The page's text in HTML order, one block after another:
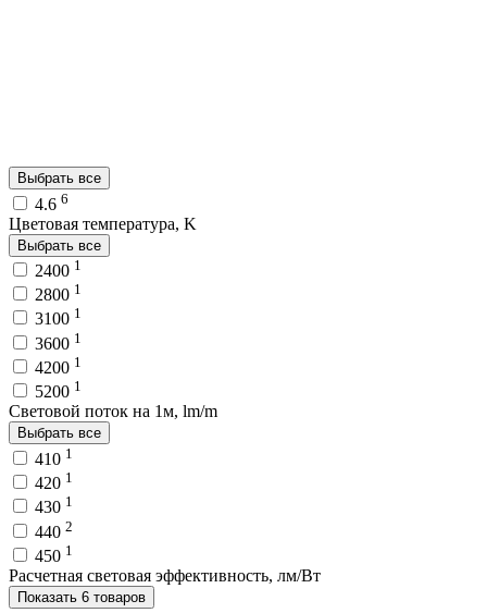
Выбрать все
4.6 6
Цветовая температура, K
Выбрать все
2400 1
2800 1
3100 1
3600 1
4200 1
5200 1
Световой поток на 1м, lm/m
Выбрать все
410 1
420 1
430 1
440 2
450 1
Расчетная световая эффективность, лм/Вт
Показать 6 товаров